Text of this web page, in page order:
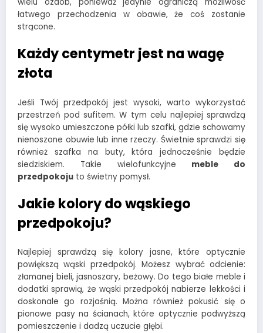
łatwego przechodzenia w obawie, że coś zostanie
strącone.
Każdy centymetr jest na wagę
złota
Jeśli Twój przedpokój jest wysoki, warto wykorzystać
przestrzeń pod sufitem. W tym celu najlepiej sprawdzą
się wysoko umieszczone półki lub szafki, gdzie schowamy
nienoszone obuwie lub inne rzeczy. Świetnie sprawdzi się
również szafka na buty, która jednocześnie będzie
siedziskiem. Takie wielofunkcyjne meble do
przedpokoju to świetny pomysł.
Jakie kolory do wąskiego
przedpokoju?
Najlepiej sprawdzą się kolory jasne, które optycznie
powiększą wąski przedpokój. Możesz wybrać odcienie:
złamanej bieli, jasnoszary, beżowy. Do tego białe meble i
dodatki sprawią, że wąski przedpokój nabierze lekkości i
doskonale go rozjaśnią. Można również pokusić się o
pionowe pasy na ścianach, które optycznie podwyższą
pomieszczenie i dadzą uczucie głębi.